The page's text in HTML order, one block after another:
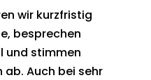
wir kurzfristig
besprechen
und stimmen
Auch bei sehr